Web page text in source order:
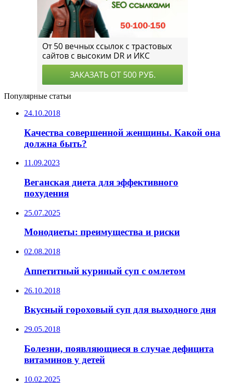
Популярные статьи
24.10.2018
Качества совершенной женщины. Какой она
должна быть?
11.09.2023
Веганская диета для эффективного
похудения
25.07.2025
Монодиеты: преимущества и риски
02.08.2018
Аппетитный куриный суп с омлетом
26.10.2018
Вкусный гороховый суп для выходного дня
29.05.2018
Болезни, появляющиеся в случае дефицита
витаминов у детей
10.02.2025